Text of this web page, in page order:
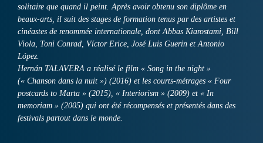
solitaire que quand il peint. Après avoir obtenu son diplôme en
beaux-arts, il suit des stages de formation tenus par des artistes et
cinéastes de renommée internationale, dont Abbas Kiarostami, Bill
Viola, Toni Conrad, Víctor Erice, José Luis Guerin et Antonio
López.
Hernán TALAVERA a réalisé le film « Song in the night »
(« Chanson dans la nuit ») (2016) et les courts-métrages « Four
postcards to Marta » (2015), « Interiorism » (2009) et « In
memoriam » (2005) qui ont été récompensés et présentés dans des
festivals partout dans le monde.